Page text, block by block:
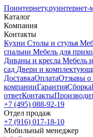
Поинтернету.руинтернет-
Каталог
Компания
Контакты
Кухни Столы и стулья
спальни Мебель для
Диваны и кресла Мебель
сад Двери и
ДоставкаОплатаОтзывы о
компанииГарантияСборка
ответКонтакты
+7 (495) 088-92-19
Отдел продаж
+7 (916) 017-18-10
Мобильный менеджер